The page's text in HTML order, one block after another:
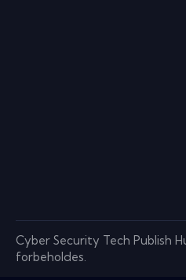
Cyber ​​Security Tech Publish
forbeholdes.